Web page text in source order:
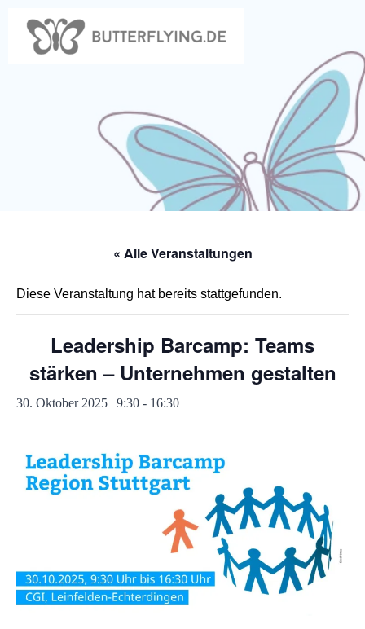
Inhalt
« Alle Veranstaltungen
Diese Veranstaltung hat bereits stattgefunden.
Leadership Barcamp: Teams
stärken – Unternehmen gestalten
30. Oktober 2025 | 9:30 - 16:30